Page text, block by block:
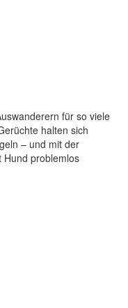
für so viele
halten sich
– und mit der
Hund problemlos